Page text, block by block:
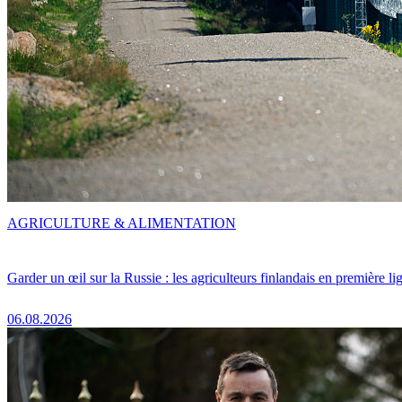
Garder un œil sur la Russie : les agriculteurs finlandais en première
06.08.2026
AGRICULTURE & ALIMENTATION